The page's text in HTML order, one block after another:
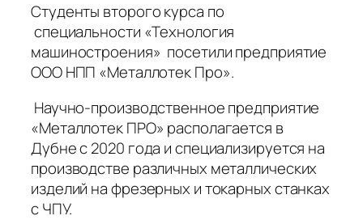
Студенты второго курса по
специальности «Технология
машиностроения» посетили предприятие
ООО НПП «Металлотек Про».
Научно-производственное предприятие
«Металлотек ПРО» располагается в
Дубне с 2020 года и специализируется на
производстве различных металлических
изделий на фрезерных и токарных станках
с ЧПУ.